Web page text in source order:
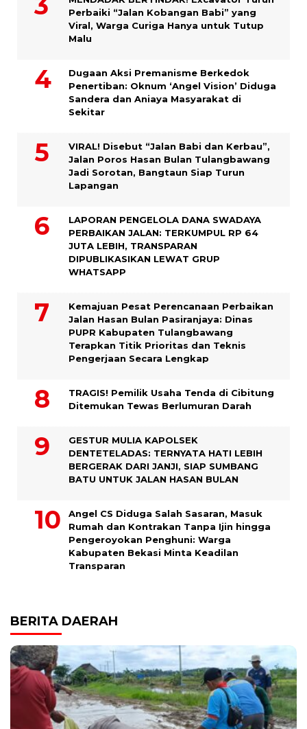
Perbaiki “Jalan Kobangan Babi” yang
Viral, Warga Curiga Hanya untuk Tutup
Malu
Dugaan Aksi Premanisme Berkedok
Penertiban: Oknum ‘Angel Vision’ Diduga
Sandera dan Aniaya Masyarakat di
Sekitar
VIRAL! Disebut “Jalan Babi dan Kerbau”,
Jalan Poros Hasan Bulan Tulangbawang
Jadi Sorotan, Bangtaun Siap Turun
Lapangan
LAPORAN PENGELOLA DANA SWADAYA
PERBAIKAN JALAN: TERKUMPUL RP 64
JUTA LEBIH, TRANSPARAN
DIPUBLIKASIKAN LEWAT GRUP
WHATSAPP
Kemajuan Pesat Perencanaan Perbaikan
Jalan Hasan Bulan Pasiranjaya: Dinas
PUPR Kabupaten Tulangbawang
Terapkan Titik Prioritas dan Teknis
Pengerjaan Secara Lengkap
TRAGIS! Pemilik Usaha Tenda di Cibitung
Ditemukan Tewas Berlumuran Darah
GESTUR MULIA KAPOLSEK
DENTETELADAS: TERNYATA HATI LEBIH
BERGERAK DARI JANJI, SIAP SUMBANG
BATU UNTUK JALAN HASAN BULAN
Angel CS Diduga Salah Sasaran, Masuk
Rumah dan Kontrakan Tanpa Ijin hingga
Pengeroyokan Penghuni: Warga
Kabupaten Bekasi Minta Keadilan
Transparan
BERITA DAERAH